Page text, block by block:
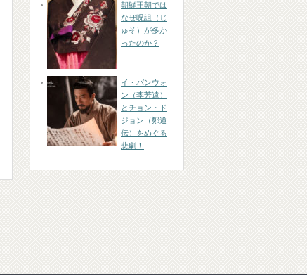
朝鮮王朝では
なぜ呪詛（じ
ゅそ）が多か
ったのか？
イ・バンウォ
ン（李芳遠）
とチョン・ド
ジョン（鄭道
伝）をめぐる
悲劇！